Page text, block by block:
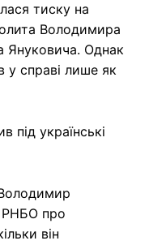
тиску на
Володимира
Януковича. Однак
у справі лише як
українські
РНБО про
він